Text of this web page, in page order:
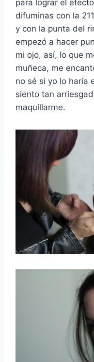
para lograr el
difuminas con la
y con la punta del
empezó a hacer
mi ojo, así, lo que
muñeca, me
no sé si yo lo haría
siento tan
maquillarme.